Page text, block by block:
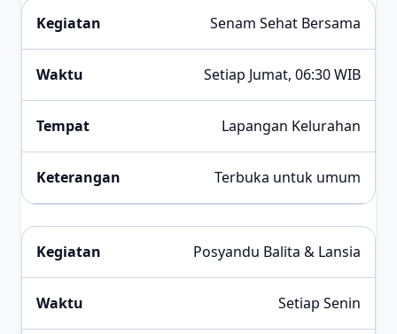
Senam Sehat Bersama
Setiap Jumat, 06:30 WIB
Lapangan Kelurahan
Terbuka untuk umum
Posyandu Balita & Lansia
Setiap Senin